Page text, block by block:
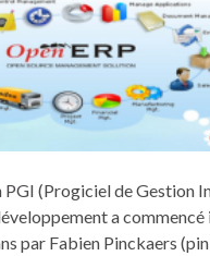
PGI (Progiciel de Gestion
a commencé
par Fabien Pinckaers